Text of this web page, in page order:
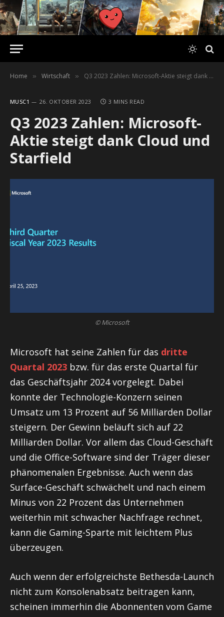
Home » Wirtschaft » Q3 2023 Zahlen: Microsoft-Aktie steigt dank Cloud und Starfield
MUSC1 26. OKTOBER 2023 3 MINS READ
Q3 2023 Zahlen: Microsoft-
Aktie steigt dank Cloud und
Starfield
© Microsoft
Microsoft hat seine Zahlen für das dritte
Quartal 2023 bzw. für das erste Quartal für
das Geschäftsjahr 2024 vorgelegt. Dabei
konnte der Technologie-Konzern seinen
Umsatz um 13 Prozent auf 56 Milliarden Dollar
steigern. Der Gewinn beläuft sich auf 22
Milliarden Dollar. Vor allem das Cloud-Geschäft
und die Office-Software sind der Träger dieser
phänomenalen Ergebnisse. Auch wenn das
Surface-Geschäft schwächelt und nach einem
Minus von 22 Prozent das Unternehmen
weiterhin mit schwacher Nachfrage rechnet,
kann die Gaming-Sparte mit leichtem Plus
überzeugen.
Auch wenn der erfolgreichste Bethesda-Launch
nicht zum Konsolenabsatz beitragen kann,
scheinen immerhin die Abonnenten vom Game